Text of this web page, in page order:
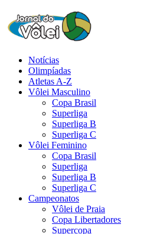
Notícias
Olimpíadas
Atletas A-Z
Vôlei Masculino
Copa Brasil
Superliga
Superliga B
Superliga C
Vôlei Feminino
Copa Brasil
Superliga
Superliga B
Superliga C
Campeonatos
Vôlei de Praia
Copa Libertadores
Supercopa